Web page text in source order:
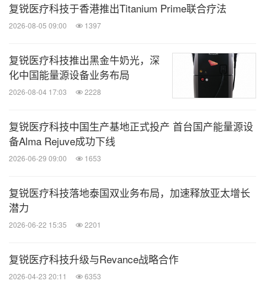
注射填充产品在重点市场的放量突破。同时推进"钛
提升"及"普娜提"能量源设备在中国市场的上市及放量
进程，强化在高端美学领域的竞争优势，构建产品矩
阵、技术创新与生态协同的合力，驱动高质量可持续
增长。
复锐医疗科技董事长兼执行董事刘毅先生表示："我
们正加速构建‘技术创新—生态布局—全球本土化'三
位一体的发展格局，以达希斐在中国大陆上市为重要
强劲增长曲线。通过AI融合与材料创新不断拓展医美
产品与服务的边界，并以本土化全价值链能力和多中
资源配置，释放生态协同效应，构建更具竞争力的医
美生态平台。"
复锐医疗科技于香港推出Titanium Prime联合疗法
2026-08-05 09:00 1397
复锐医疗科技推出黑金牛奶光，深
化中国能量源设备业务布局
2026-08-04 17:03 2228
复锐医疗科技中国生产基地正式投产 首台国产能量源设
备Alma Rejuve成功下线
2026-06-29 09:00 1653
复锐医疗科技落地泰国双业务布局，加速释放亚太增长
潜力
2026-06-22 15:35 2201
复锐医疗科技升级与Revance战略合作
2026-04-23 20:11 6353